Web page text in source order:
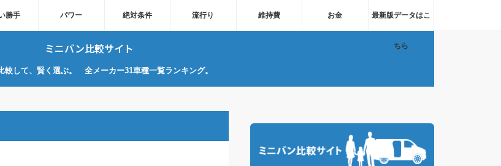
勝手 パワー 絶対条件 流行り 維持費 お金 最新版データはこ
ちら
ミニバン比較サイト
較して、賢く選ぶ。 全メーカー31車種一覧ランキング。